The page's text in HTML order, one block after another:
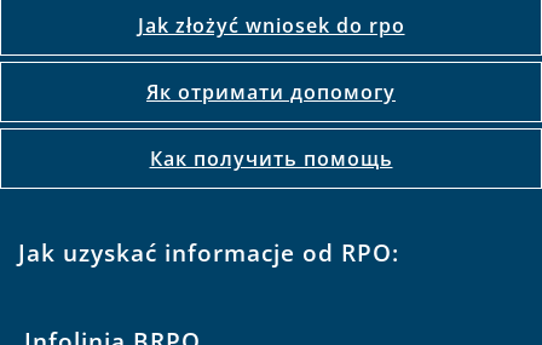
Jak złożyć wniosek do rpo
Як отримати допомогу
Как получить помощь
Jak uzyskać informacje od RPO: